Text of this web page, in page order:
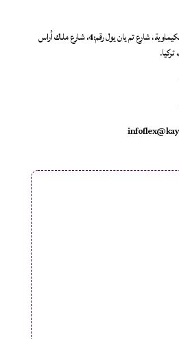
منطقة تنظيم الصناعة الكيماوية، شارع تم يان يول رقم:4، شارع ملاك أراس